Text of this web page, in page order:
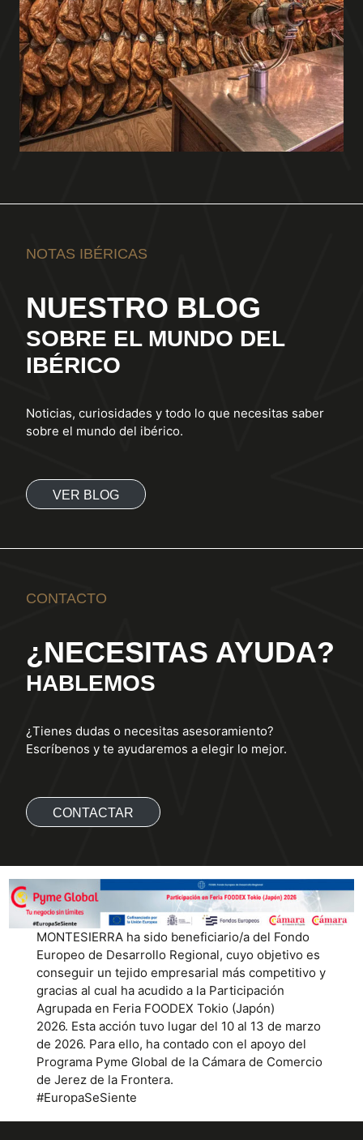
NOTAS IBÉRICAS
NUESTRO BLOG
SOBRE EL MUNDO DEL
IBÉRICO
Noticias, curiosidades y todo lo que necesitas saber
sobre el mundo del ibérico.
VER BLOG
CONTACTO
¿NECESITAS AYUDA?
HABLEMOS
¿Tienes dudas o necesitas asesoramiento?
Escríbenos y te ayudaremos a elegir lo mejor.
CONTACTAR
MONTESIERRA ha sido beneficiario/a del Fondo
Europeo de Desarrollo Regional, cuyo objetivo es
conseguir un tejido empresarial más competitivo y
gracias al cual ha acudido a la Participación
Agrupada en Feria FOODEX Tokio (Japón)
2026. Esta acción tuvo lugar del 10 al 13 de marzo
de 2026. Para ello, ha contado con el apoyo del
Programa Pyme Global de la Cámara de Comercio
de Jerez de la Frontera.
#EuropaSeSiente